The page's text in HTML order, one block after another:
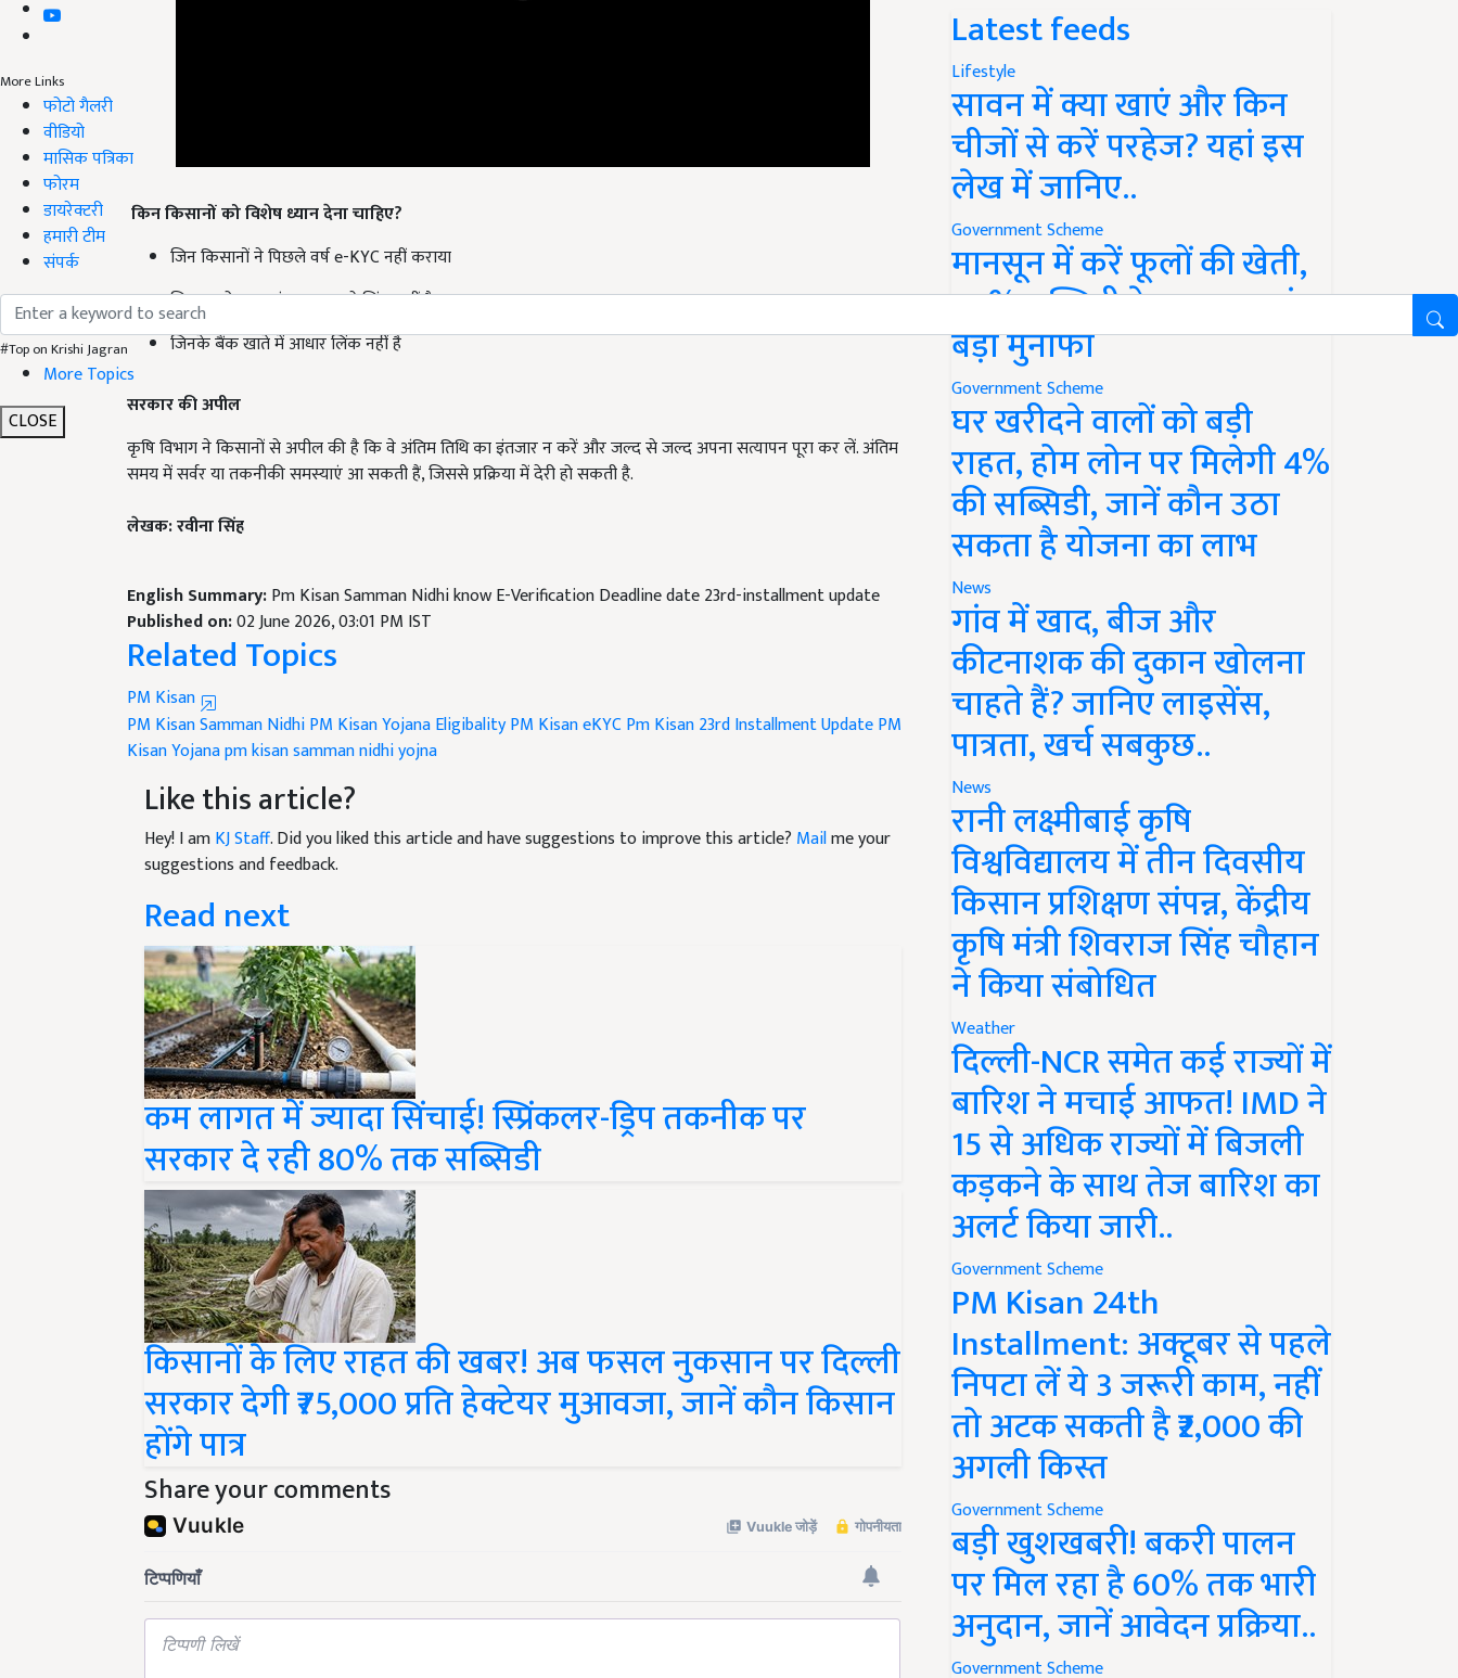
More Links
फोटो गैलरी
वीडियो
मासिक पत्रिका
फोरम
डायरेक्टरी
हमारी टीम
संपर्क
#Top on Krishi Jagran
More Topics
CLOSE
जिनके बैंक खाते में आधार लिंक नहीं है
सरकार की अपील
समय में सर्वर या तकनीकी समस्याएं आ सकती हैं, जिससे प्रक्रिया में देरी हो सकती है.
Published on:02 June 2026, 03:01 PM IST
Related Topics
PM Kisan
PM Kisan Samman Nidhi
Kisan Yojanapm kisan samman nidhi yojna
Like this article?
Hey! I amKJ Staff. Did you liked this article and have suggestions to improve this article?
suggestions and feedback.
Read next
कम लागत में ज्यादा सिंचाई! स्प्रिंकलर-ड्रिप तकनीक पर
सरकार दे रही 80% तक सब्सिडी
किसानों के लिए राहत की खबर! अब फसल नुकसान पर दिल्ली
सरकार देगी ₹75,000 प्रति हेक्टेयर मुआवजा, जानें कौन किसान
होंगे पात्र
Share your comments
Latest feeds
Lifestyle
सावन में क्या खाएं और किन
चीजों से करें परहेज? यहां इस
लेख में जानिए..
Government Scheme
मानसून में करें फूलों की खेती,
50% सब्सिडी के साथ कमाएं
बड़ा मुनाफा
Government Scheme
घर खरीदने वालों को बड़ी
राहत, होम लोन पर मिलेगी 4%
की सब्सिडी, जानें कौन उठा
सकता है योजना का लाभ
News
गांव में खाद, बीज और
कीटनाशक की दुकान खोलना
चाहते हैं? जानिए लाइसेंस,
पात्रता, खर्च सबकुछ..
News
रानी लक्ष्मीबाई कृषि
विश्वविद्यालय में तीन दिवसीय
किसान प्रशिक्षण संपन्न, केंद्रीय
कृषि मंत्री शिवराज सिंह चौहान
ने किया संबोधित
Weather
दिल्ली-NCR समेत कई राज्यों में
बारिश ने मचाई आफत! IMD ने
15 से अधिक राज्यों में बिजली
कड़कने के साथ तेज बारिश का
अलर्ट किया जारी..
Government Scheme
PM Kisan 24th
Installment: अक्टूबर से पहले
निपटा लें ये 3 जरूरी काम, नहीं
तो अटक सकती है ₹2,000 की
अगली किस्त
Government Scheme
बड़ी खुशखबरी! बकरी पालन
पर मिल रहा है 60% तक भारी
अनुदान, जानें आवेदन प्रक्रिया..
Government Scheme